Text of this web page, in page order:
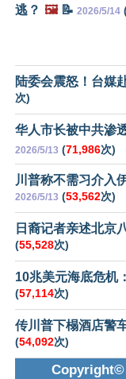
逃？ 🖼️📝 2026/5/14
陆委会震怒！台媒
次)
华人市长被中共渗
2026/5/13 (71,986次)
川普称不需习介入
2026/5/13 (53,562次)
日裔记者亲述北京
(55,528次)
10兆美元海底危机
(57,114次)
传川普下榻酒店警
(54,092次)
Copyright©